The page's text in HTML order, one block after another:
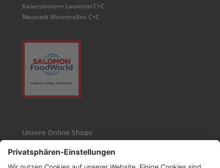
Kaiserslautern Lautertal C+C
Neustadt Weinstraßen C+C
Unsere Online Shops
Kaffee24
Wasgau-Weinshop